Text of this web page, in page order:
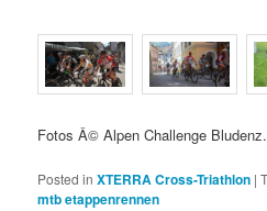
Fotos Â© Alpen Challenge Bludenz.
Posted in XTERRA Cross-Triathlon |
mtb etappenrennen